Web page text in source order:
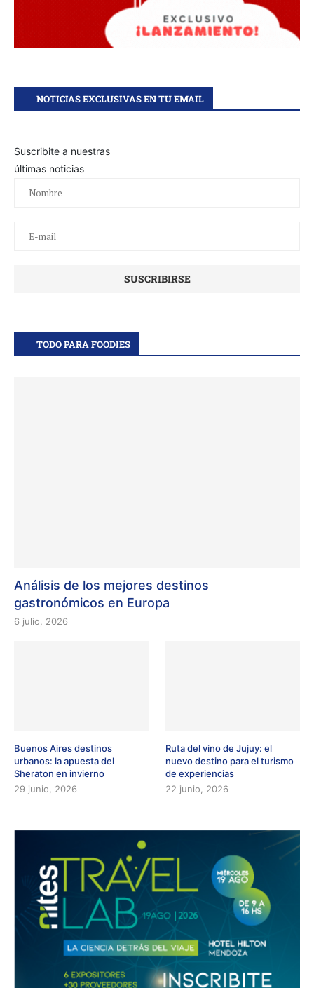
NOTICIAS EXCLUSIVAS EN TU EMAIL
Suscribite a nuestras
últimas noticias
TODO PARA FOODIES
Análisis de los mejores destinos
gastronómicos en Europa
6 julio, 2026
Buenos Aires destinos
urbanos: la apuesta del
Sheraton en invierno
29 junio, 2026
Ruta del vino de Jujuy: el
nuevo destino para el turismo
de experiencias
22 junio, 2026